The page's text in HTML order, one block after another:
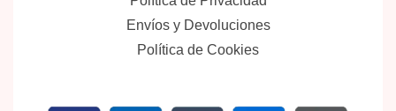
Envíos y Devoluciones
Política de Cookies